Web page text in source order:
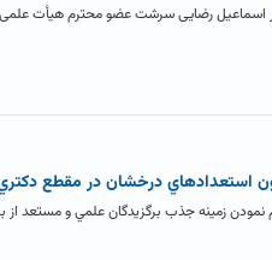
اسماعیل رضایی سرشت عضو محترم هیأت
استعدادهاي درخشان در مقطع
جذب برگزيدگان علمي و مستعد از بين دانشجويانی(که تا۱۴۰۱/